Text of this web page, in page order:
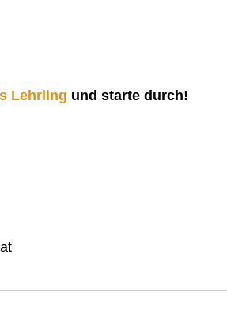
Lehrling und starte durch!